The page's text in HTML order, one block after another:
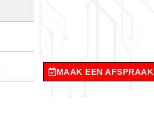
MAAK EEN AFSPRAAK